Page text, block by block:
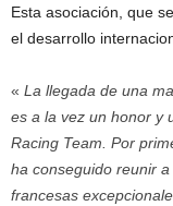
Esta asociación, que
el desarrollo
« La llegada de una
es a la vez un honor y
Racing Team. Por
ha conseguido reunir
francesas